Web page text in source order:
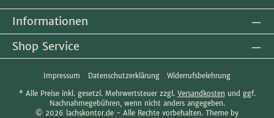
Informationen
Shop Service
Impressum Datenschutzerklärung Widerrufsbelehrung
* Alle Preise inkl. gesetzl. Mehrwertsteuer zzgl. Versandkosten und ggf.
Nachnahmegebühren, wenn nicht anders angegeben.
© 2026 lachskontor.de - Alle Rechte vorbehalten. Theme by